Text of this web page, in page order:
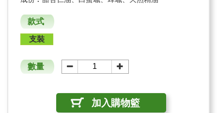
款式
支裝
數量
加入購物籃